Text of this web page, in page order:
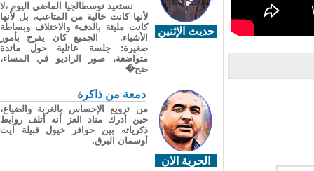
حديث الإثنين
نستعيد نوسطالجيا الماضي اليوم ،لا
لأنها كانت خالية من المتاعب، بل لأنها
كانت مليئة بالدفء والاختلاف وبساطة
الأشياء. الجميع كان يفرح بأمور
صغيرة: جلسة عائلية حول مائدة
متواضعة، صور الراديو في المساء،
ضح�
الحرية الان
دمعة من ذاكرة
من ترويع الإحساس بالغربة والضياع،
حين أدرك مناد العز أنه أتلف روابط
ذكرياته بين حوافر خيول قبيلة آيت
أوسمان البرق.